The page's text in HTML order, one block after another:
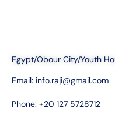
Egypt/Obour City/Youth
Email: info.raji@gmail.com
Phone: +20 127 5728712